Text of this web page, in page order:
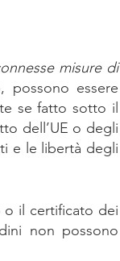
misure di
possono essere
se fatto sotto il
dell’UE o degli
e le libertà degli
o il certificato dei
non possono